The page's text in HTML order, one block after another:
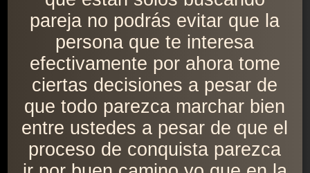
pareja no podrás evitar que la
persona que te interesa
efectivamente por ahora tome
ciertas decisiones a pesar de
que todo parezca marchar bien
entre ustedes a pesar de que el
proceso de conquista parezca